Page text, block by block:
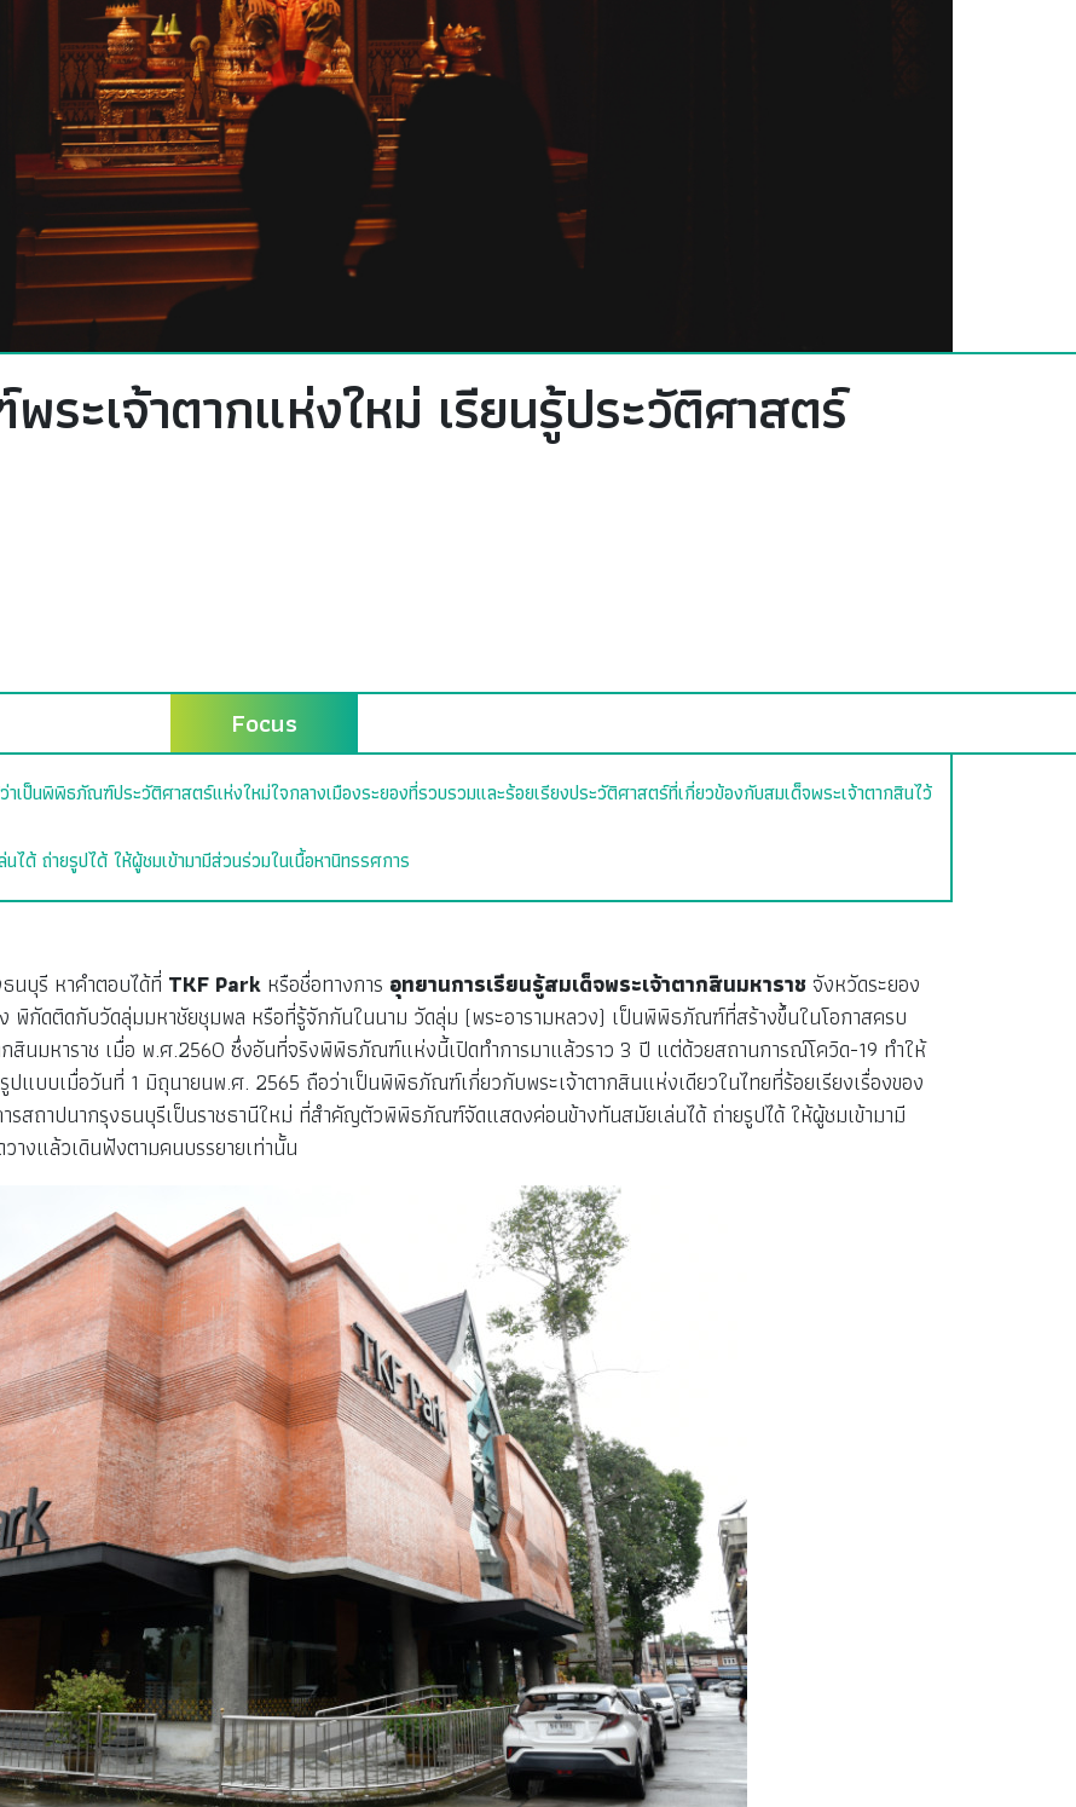
ะเจ้าตากแห่งใหม่ เรียนรู้ประวัติศาสตร์
Focus
าเป็นพิพิธภัณฑ์ประวัติศาสตร์แห่งใหม่ใจกลางเมืองระยองที่รวบรวมและร้อยเรียงประวัติศาสตร์ที่เกี่ยวข้องกับสมเด็จพระเจ้าตากสินไว้
ถ่ายรูปได้ ให้ผู้ชมเข้ามามีส่วนร่วมในเนื้อหานิทรรศการ
นบุรี หาคำตอบได้ที่ TKF Park หรือชื่อทางการ อุทยานการเรียนรู้สมเด็จพระเจ้าตากสินมหาราช จังหวัดระยอง
กัดติดกับวัดลุ่มมหาชัยชุมพล หรือที่รู้จักกันในนาม วัดลุ่ม (พระอารามหลวง) เป็นพิพิธภัณฑ์ที่สร้างขึ้นในโอกาสครบ
สินมหาราช เมื่อ พ.ศ.2560 ซึ่งอันที่จริงพิพิธภัณฑ์แห่งนี้เปิดทำการมาแล้วราว 3 ปี แต่ด้วยสถานการณ์โควิด-19 ทำให้
ปแบบเมื่อวันที่ 1 มิถุนายนพ.ศ. 2565 ถือว่าเป็นพิพิธภัณฑ์เกี่ยวกับพระเจ้าตากสินแห่งเดียวในไทยที่ร้อยเรียงเรื่องของ
รสถาปนากรุงธนบุรีเป็นราชธานีใหม่ ที่สำคัญตัวพิพิธภัณฑ์จัดแสดงค่อนข้างทันสมัยเล่นได้ ถ่ายรูปได้ ให้ผู้ชมเข้ามามี
างแล้วเดินฟังตามคนบรรยายเท่านั้น